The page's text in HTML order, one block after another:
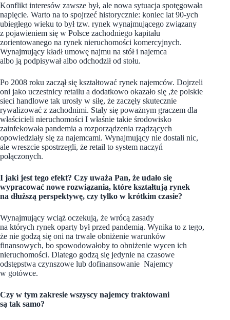
Konflikt interesów zawsze był, ale nowa sytuacja spotęgowała
napięcie. Warto na to spojrzeć historycznie: koniec lat 90-ych
ubiegłego wieku to był tzw. rynek wynajmującego związany
z pojawieniem się w Polsce zachodniego kapitału
zorientowanego na rynek nieruchomości komercyjnych.
Wynajmujący kładł umowę najmu na stół i najemca
albo ją podpisywał albo odchodził od stołu.
Po 2008 roku zaczął się kształtować rynek najemców. Dojrzeli
oni jako uczestnicy retailu a dodatkowo okazało się ,że polskie
sieci handlowe tak urosły w siłę, że zaczęły skutecznie
rywalizować z zachodnimi. Stały się poważnym graczem dla
właścicieli nieruchomości I właśnie takie środowisko
zainfekowała pandemia a rozporządzenia rządzących
opowiedziały się za najemcami. Wynajmujący nie dostali nic,
ale wreszcie spostrzegli, że retail to system naczyń
połączonych.
I jaki jest tego efekt? Czy uważa Pan, że udało się
wypracować nowe rozwiązania, które kształtują rynek
na dłuższą perspektywę, czy tylko w krótkim czasie?
Wynajmujący wciąż oczekują, że wrócą zasady
na których rynek oparty był przed pandemią. Wynika to z tego,
że nie godzą się oni na trwałe obniżenie warunków
finansowych, bo spowodowałoby to obniżenie wycen ich
nieruchomości. Dlatego godzą się jedynie na czasowe
odstępstwa czynszowe lub dofinansowanie Najemcy
w gotówce.
Czy w tym zakresie wszyscy najemcy traktowani
są tak samo?